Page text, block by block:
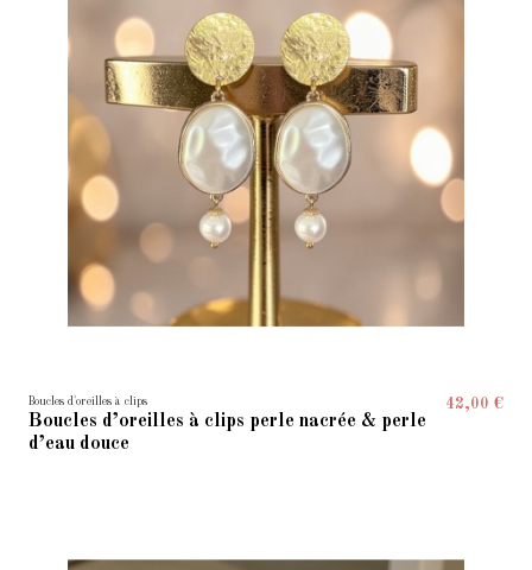
Boucles d'oreilles à clips
Boucles d’oreilles à clips perle nacrée & perle
d’eau douce
42,00 €